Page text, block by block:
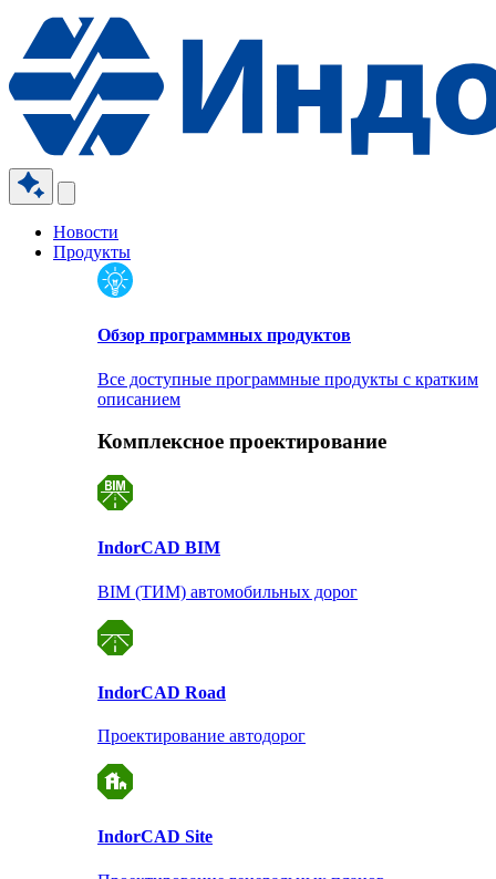
Новости
Продукты
Обзор программных продуктов
Все доступные программные продукты с кратким
описанием
Комплексное проектирование
IndorCAD BIM
BIM (ТИМ) автомобильных дорог
IndorCAD Road
Проектирование автодорог
IndorCAD Site